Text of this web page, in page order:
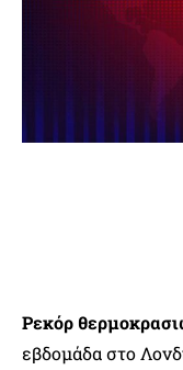
Ρεκόρ
εβδομάδα στο